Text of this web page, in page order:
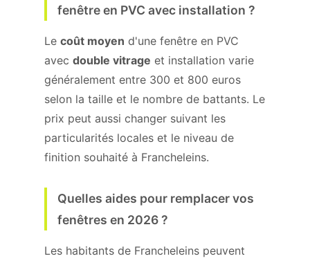
fenêtre en PVC avec installation ?
Le coût moyen d'une fenêtre en PVC
avec double vitrage et installation varie
généralement entre 300 et 800 euros
selon la taille et le nombre de battants. Le
prix peut aussi changer suivant les
particularités locales et le niveau de
finition souhaité à Francheleins.
Quelles aides pour remplacer vos
fenêtres en 2026 ?
Les habitants de Francheleins peuvent